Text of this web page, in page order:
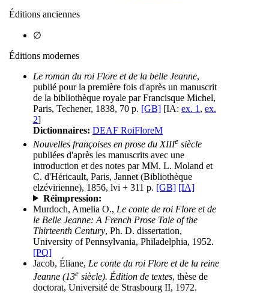
Éditions anciennes
∅
Éditions modernes
Le roman du roi Flore et de la belle Jeanne,
publié pour la première fois d'après un manuscrit
de la bibliothèque royale par Francisque Michel,
Paris, Techener, 1838, 70 p. [GB] [IA: ex. 1 , ex.
2]
Dictionnaires: DEAF RoiFloreM
Nouvelles françoises en prose du XIIIe siècle
publiées d'après les manuscrits avec une
introduction et des notes par MM. L. Moland et
C. d'Héricault, Paris, Jannet (Bibliothèque
elzévirienne), 1856, lvi + 311 p. [GB] [IA]
Réimpression:
Murdoch, Amelia O., Le conte de roi Flore et de
le Belle Jeanne: A French Prose Tale of the
Thirteenth Century, Ph. D. dissertation,
University of Pennsylvania, Philadelphia, 1952.
[PQ]
Jacob, Éliane, Le conte du roi Flore et de la reine
Jeanne (13e siècle). Édition de textes, thèse de
doctorat, Université de Strasbourg II, 1972.